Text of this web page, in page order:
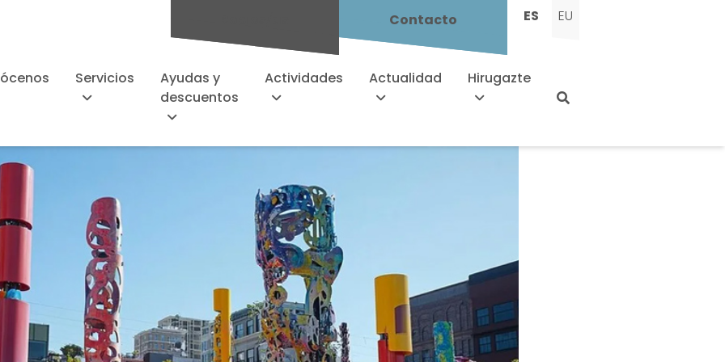
Contacto ES EU
Servicios
Ayudas y
descuentos
Actividades Actualidad Hirugazte